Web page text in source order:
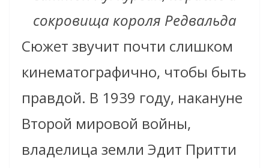
сокровища короля Редвальда
Сюжет звучит почти слишком
кинематографично, чтобы быть
правдой. В 1939 году, накануне
Второй мировой войны,
владелица земли Эдит Притти